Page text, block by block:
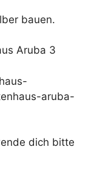
bauen.
Aruba 3
aruba-
dich bitte